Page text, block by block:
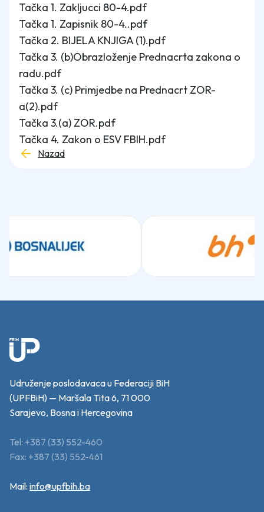
Tačka 1. Zakljucci 80-4.pdf
Tačka 1. Zapisnik 80-4..pdf
Tačka 2. BIJELA KNJIGA (1).pdf
Tačka 3. (b)Obrazloženje Prednacrta zakona o
radu.pdf
Tačka 3. (c) Primjedbe na Prednacrt ZOR-
a(2).pdf
Tačka 3.(a) ZOR.pdf
Tačka 4. Zakon o ESV FBIH.pdf
Nazad
Udruženje poslodavaca u Federaciji BiH
(UPFBiH) — Maršala Tita 6, 71 000
Sarajevo, Bosna i Hercegovina
Tel: +387 (33) 552-460
Fax: +387 (33) 552-461
Mail: info@upfbih.ba